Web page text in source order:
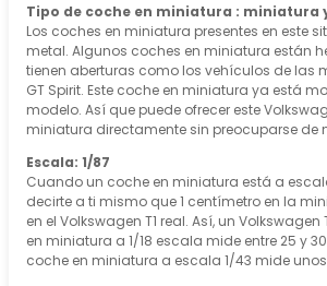
Tipo de coche en miniatura : miniatura
Los coches en miniatura presentes en este
metal. Algunos coches en miniatura están
tienen aberturas como los vehículos de las
GT Spirit. Este coche en miniatura ya está
modelo. Así que puede ofrecer este
miniatura directamente sin preocuparse de
Escala: 1/87
Cuando un coche en miniatura está a
decirte a ti mismo que 1 centímetro en la
en el Volkswagen T1 real. Así, un
en miniatura a 1/18 escala mide entre 25 y
coche en miniatura a escala 1/43 mide